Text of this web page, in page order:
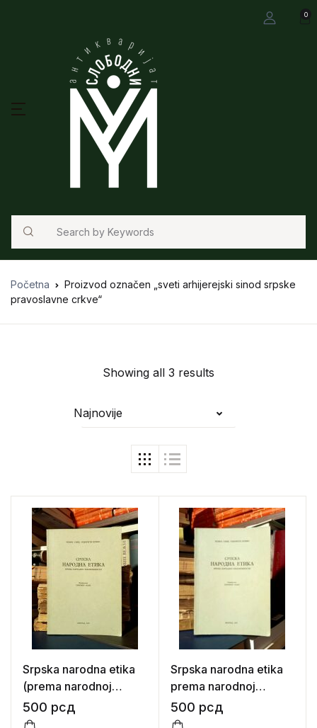
0
Search
Početna
Proizvod označen „sveti arhijerejski sinod srpske
pravoslavne crkve“
Showing all 3 results
Najnovije
Srpska narodna etika
(prema narodnoj
književnosti) –
priredio: Tihomir Ilić
500 рсд
Srpska narodna etika
prema narodnoj
književnosti
500 рсд